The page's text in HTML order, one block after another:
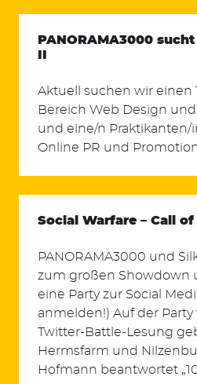
Suchen
nach:
PANORAMA3000
Aktuell suchen wir einen
Bereich Web Design
und eine/n Praktikanten/
Online PR und
Social Warfare – Call
PANORAMA3000 und
zum großen Showdown
eine Party zur Social
anmelden!) Auf der Party
Twitter-Battle-Lesung
Hermsfarm und
Hofmann beantwortet